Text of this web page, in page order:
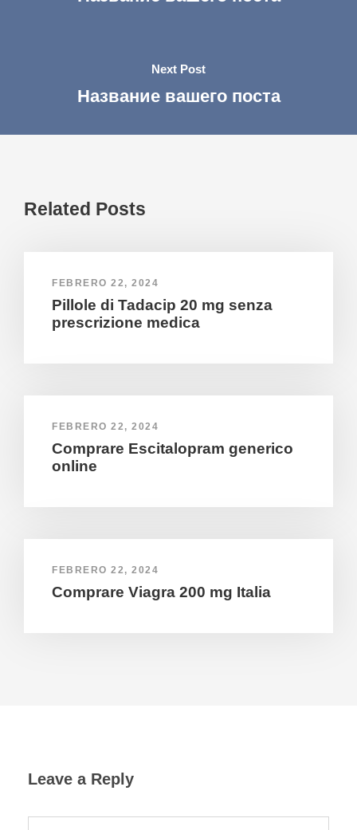
Next Post
Название вашего поста
Related Posts
FEBRERO 22, 2024
Pillole di Tadacip 20 mg senza
prescrizione medica
FEBRERO 22, 2024
Comprare Escitalopram generico
online
FEBRERO 22, 2024
Comprare Viagra 200 mg Italia
Leave a Reply